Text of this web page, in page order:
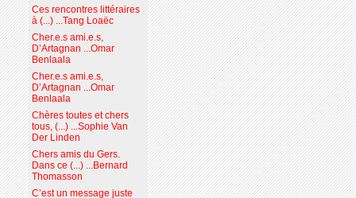
Ces rencontres littéraires
à (...) ...Tang Loaëc
Cher.e.s ami.e.s,
D’Artagnan ...Omar
Benlaala
Cher.e.s ami.e.s,
D’Artagnan ...Omar
Benlaala
Chères toutes et chers
tous, (...) ...Sophie Van
Der Linden
Chers amis du Gers.
Dans ce (...) ...Bernard
Thomasson
C’est un message juste